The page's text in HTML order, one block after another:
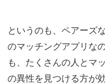
というのも、ペアーズ
のマッチングアプリな
も、たくさんの人とマ
の異性を見つける方が